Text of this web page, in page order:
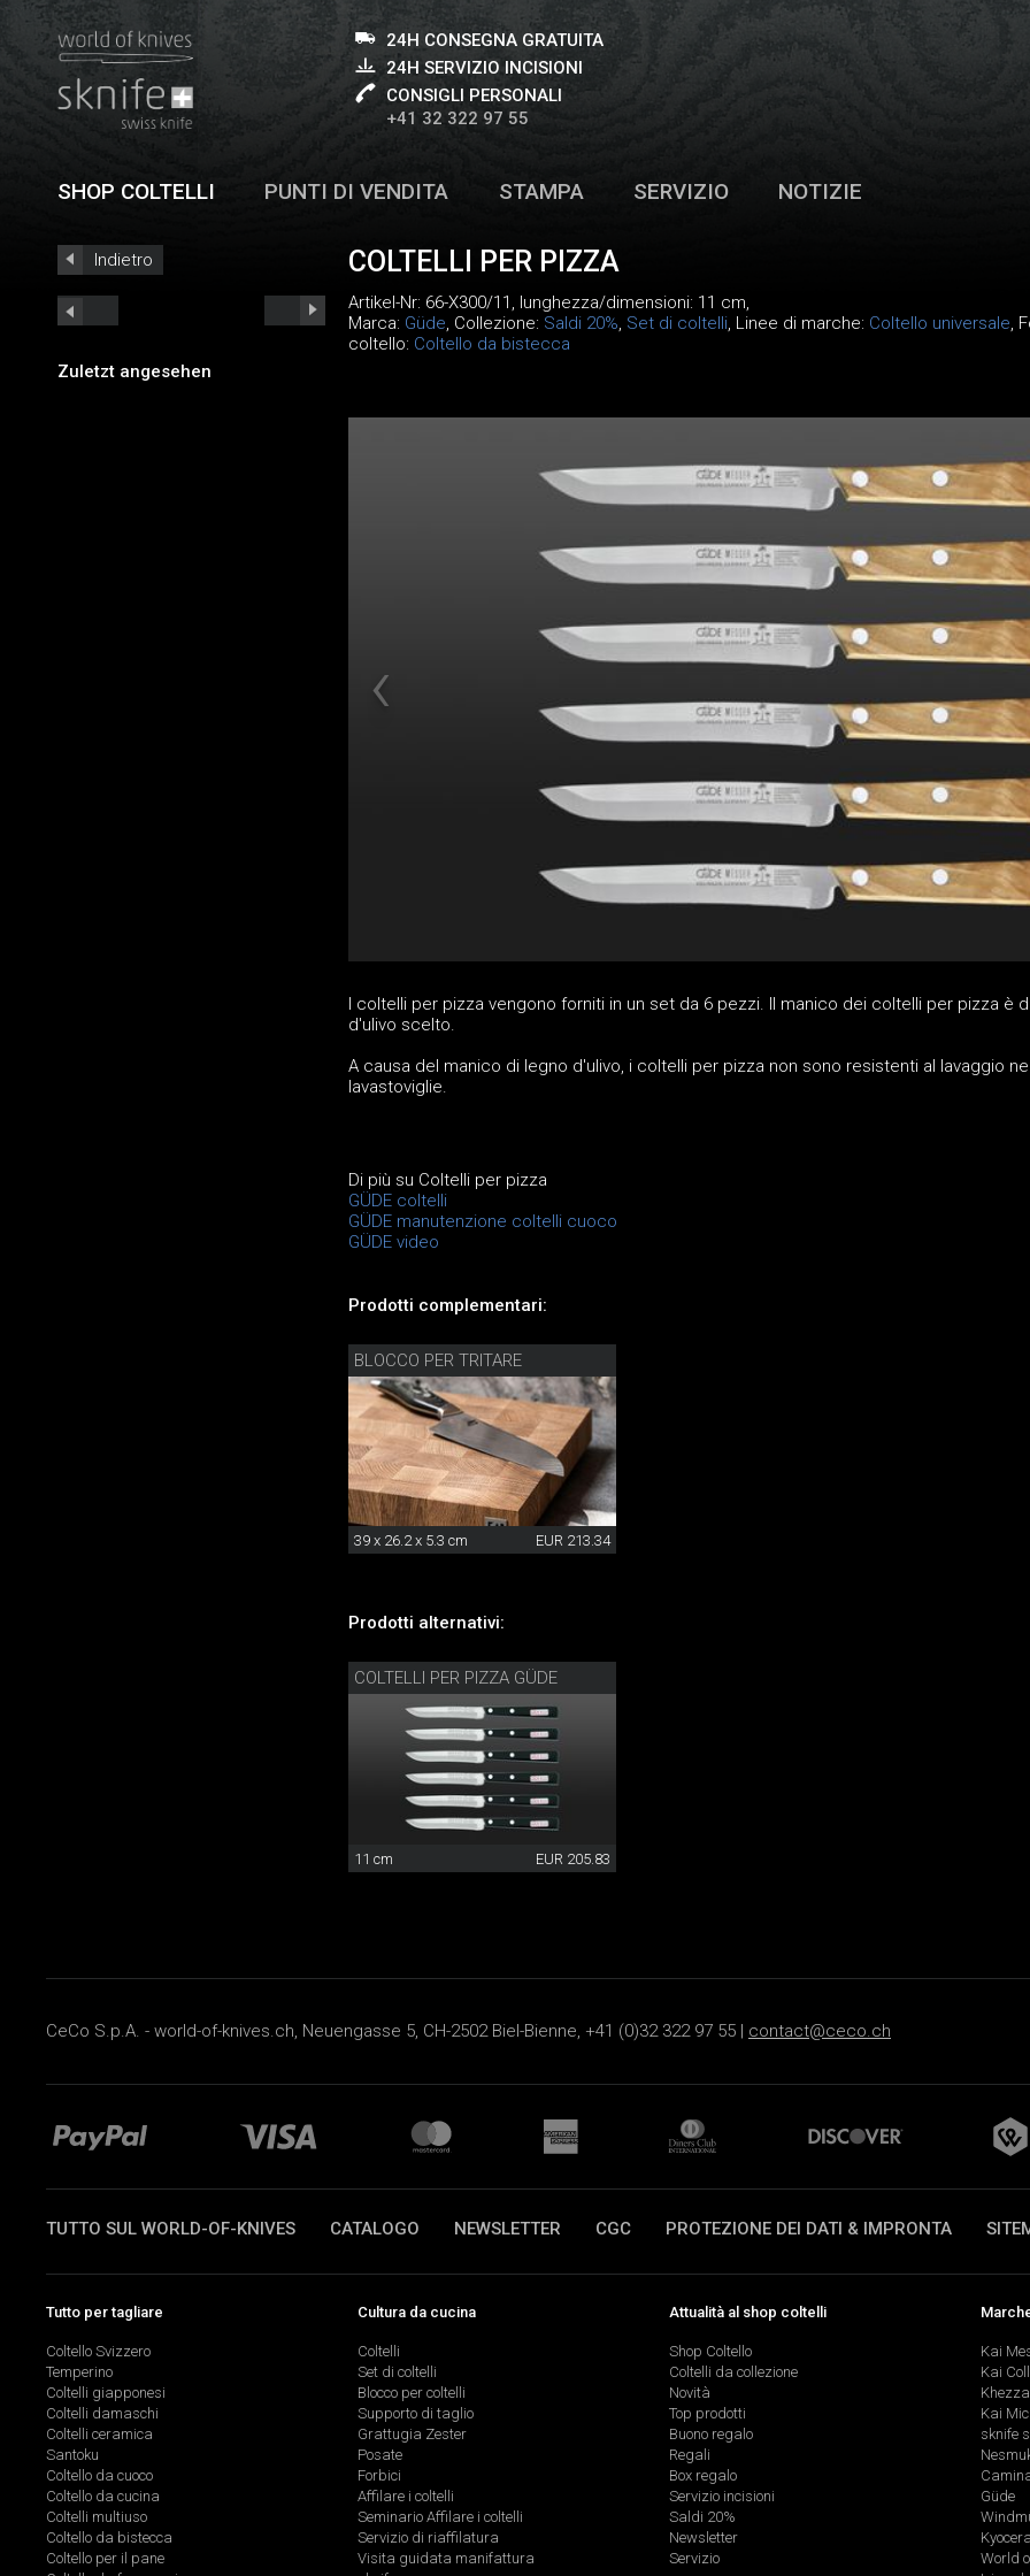
24H CONSEGNA GRATUITA
24H SERVIZIO INCISIONI
CONSIGLI PERSONALI
+41 32 322 97 55
SHOP COLTELLI PUNTI DI VENDITA STAMPA SERVIZIO NOTIZIE
Indietro
Zuletzt angesehen
COLTELLI PER PIZZA
Artikel-Nr: 66-X300/11 , lunghezza/dimensioni: 11 cm,
Marca: Güde, Collezione: Saldi 20%, Set di coltelli, Linee di marche: Coltello universale,
coltello: Coltello da bistecca
I coltelli per pizza vengono forniti in un set da 6 pezzi. Il manico dei coltelli per pizza è
d'ulivo scelto.
A causa del manico di legno d'ulivo, i coltelli per pizza non sono resistenti al lavaggio
lavastoviglie.
Di più su Coltelli per pizza
GÜDE coltelli
GÜDE manutenzione coltelli cuoco
GÜDE video
Prodotti complementari:
BLOCCO PER TRITARE
39 x 26.2 x 5.3 cm EUR 213.34
Prodotti alternativi:
COLTELLI PER PIZZA GÜDE
11 cm EUR 205.83
CeCo S.p.A. - world-of-knives.ch, Neuengasse 5, CH-2502 Biel-Bienne, +41 (0)32 322 97 55 | contact@ceco.ch
TUTTO SUL WORLD-OF-KNIVES CATALOGO NEWSLETTER CGC PROTEZIONE DEI DATI & IMPRONTA
Tutto per tagliare
Coltello Svizzero
Temperino
Coltelli giapponesi
Coltelli damaschi
Coltelli ceramica
Santoku
Coltello da cuoco
Coltello da cucina
Coltelli multiuso
Coltello da bistecca
Coltello per il pane
Cultura da cucina
Coltelli
Set di coltelli
Blocco per coltelli
Supporto di taglio
Grattugia Zester
Posate
Forbici
Affilare i coltelli
Seminario Affilare i coltelli
Servizio di riaffilatura
Visita guidata manifattura
Attualità al shop coltelli
Shop Coltello
Coltelli da collezione
Novità
Top prodotti
Buono regalo
Regali
Box regalo
Servizio incisioni
Saldi 20%
Newsletter
Servizio
Kai
Kai
Kai
sknife
Güde
World